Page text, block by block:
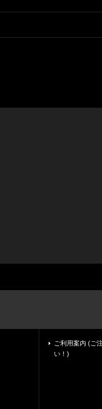
ご利用案内 (ご
い！)